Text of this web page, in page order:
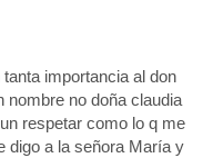
importancia al don
nombre no doña claudia
respetar como lo q me
digo a la señora María y